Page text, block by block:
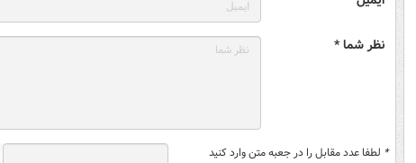
نظر شما *
* لطفا عدد مقابل را در جعبه متن وارد کنید